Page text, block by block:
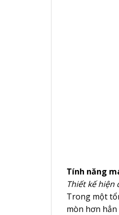
Tính năng
Thiết kế hiện
Trong một
mòn hơn